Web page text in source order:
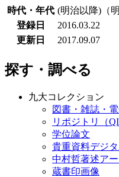
時代・年代 (明治以降)（
登録日
2016.03.22
更新日
2017.09.07
探す・調べる
九大コレクション
図書・雑誌・
リポジトリ（
学位論文
貴重資料デジ
中村哲著述ア
蔵書印画像